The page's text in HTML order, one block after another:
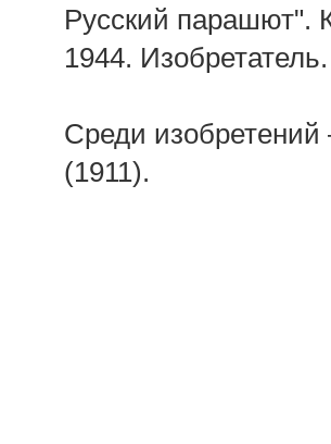
Русский парашют".
1944. Изобретатель.
Среди
(1911).